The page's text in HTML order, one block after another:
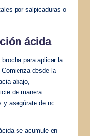
por salpicaduras o
ácida
para aplicar la
desde la
abajo,
de manera
y asegúrate de no
se acumule en